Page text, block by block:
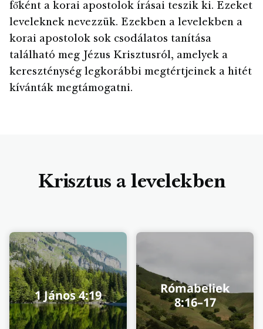
főként a korai apostolok írásai teszik ki. Ezeket
leveleknek nevezzük. Ezekben a levelekben a
korai apostolok sok csodálatos tanítása
található meg Jézus Krisztusról, amelyek a
kereszténység legkorábbi megtértjeinek a hitét
kívánták megtámogatni.
Krisztus a levelekben
1 János 4:19
Rómabeliek
8:16–17